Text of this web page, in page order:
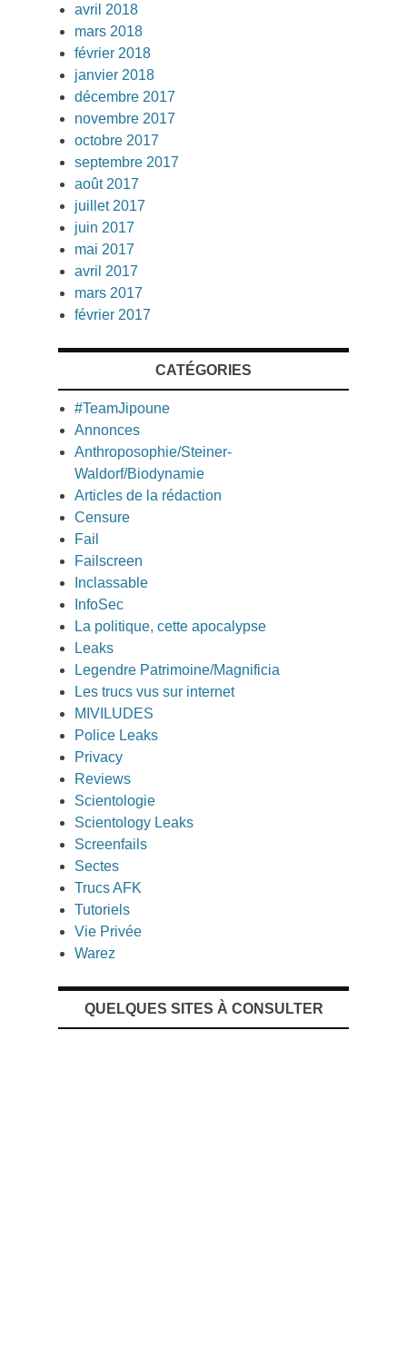
avril 2018
mars 2018
février 2018
janvier 2018
décembre 2017
novembre 2017
octobre 2017
septembre 2017
août 2017
juillet 2017
juin 2017
mai 2017
avril 2017
mars 2017
février 2017
CATÉGORIES
#TeamJipoune
Annonces
Anthroposophie/Steiner-
Waldorf/Biodynamie
Articles de la rédaction
Censure
Fail
Failscreen
Inclassable
InfoSec
La politique, cette apocalypse
Leaks
Legendre Patrimoine/Magnificia
Les trucs vus sur internet
MIVILUDES
Police Leaks
Privacy
Reviews
Scientologie
Scientology Leaks
Screenfails
Sectes
Trucs AFK
Tutoriels
Vie Privée
Warez
QUELQUES SITES À CONSULTER